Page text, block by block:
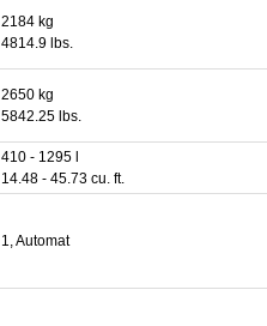
2184 kg
4814.9 lbs.
2650 kg
5842.25 lbs.
410 - 1295 l
14.48 - 45.73 cu. ft.
1, Automat